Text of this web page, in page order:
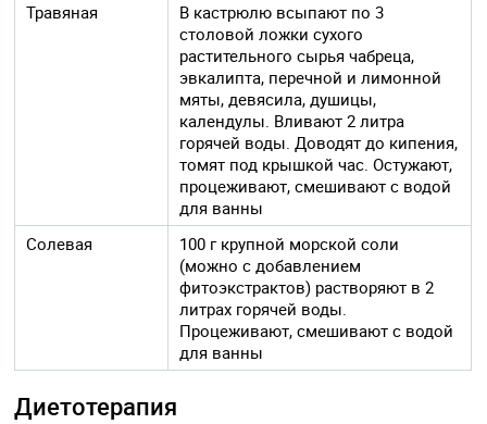
Травяная
В кастрюлю всыпают по 3
столовой ложки сухого
растительного сырья чабреца,
эвкалипта, перечной и лимонной
мяты, девясила, душицы,
календулы. Вливают 2 литра
горячей воды. Доводят до кипения,
томят под крышкой час. Остужают,
процеживают, смешивают с водой
для ванны
Солевая
100 г крупной морской соли
(можно с добавлением
фитоэкстрактов) растворяют в 2
литрах горячей воды.
Процеживают, смешивают с водой
для ванны
Диетотерапия